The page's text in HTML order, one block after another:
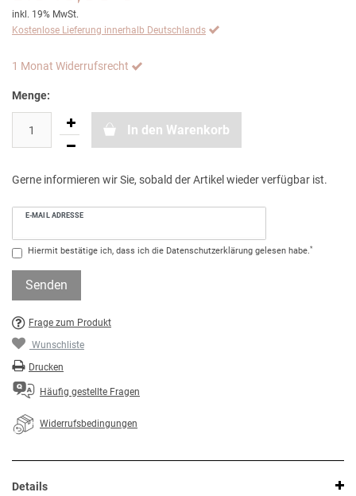
inkl. 19% MwSt.
Kostenlose Lieferung innerhalb Deutschlands
1 Monat Widerrufsrecht
Menge:
In den Warenkorb
Gerne informieren wir Sie, sobald der Artikel wieder verfügbar ist.
E-MAIL ADRESSE
Hiermit bestätige ich, dass ich die Daten­schutz­erklärung gelesen habe.*
Senden
Frage zum Produkt
Wunschliste
Drucken
Häufig gestellte Fragen
Widerrufsbedingungen
Details